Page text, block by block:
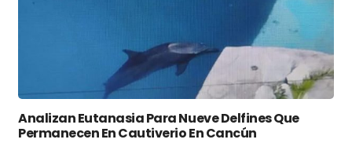
Analizan Eutanasia Para Nueve Delfines Que
Permanecen En Cautiverio En Cancún